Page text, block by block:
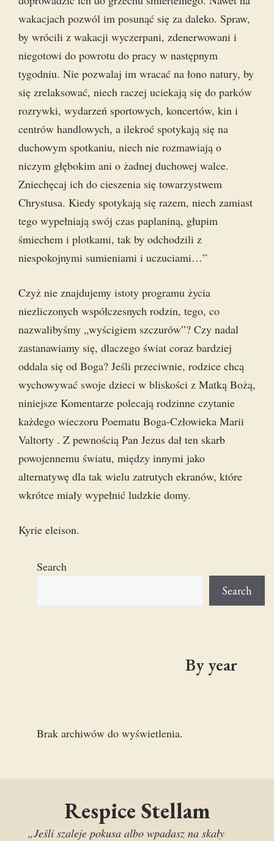
wakacjach pozwól im posunąć się za daleko. Spraw,
by wrócili z wakacji wyczerpani, zdenerwowani i
niegotowi do powrotu do pracy w następnym
tygodniu. Nie pozwalaj im wracać na łono natury, by
się zrelaksować, niech raczej uciekają się do parków
rozrywki, wydarzeń sportowych, koncertów, kin i
centrów handlowych, a ilekroć spotykają się na
duchowym spotkaniu, niech nie rozmawiają o
niczym głębokim ani o żadnej duchowej walce.
Zniechęcaj ich do cieszenia się towarzystwem
Chrystusa. Kiedy spotykają się razem, niech zamiast
tego wypełniają swój czas paplaniną, głupim
śmiechem i plotkami, tak by odchodzili z
niespokojnymi sumieniami i uczuciami…”
Czyż nie znajdujemy istoty programu życia
niezliczonych współczesnych rodzin, tego, co
nazwalibyśmy „wyścigiem szczurów”? Czy nadal
zastanawiamy się, dlaczego świat coraz bardziej
oddala się od Boga? Jeśli przeciwnie, rodzice chcą
wychowywać swoje dzieci w bliskości z Matką Bożą,
niniejsze Komentarze polecają rodzinne czytanie
każdego wieczoru Poematu Boga-Człowieka Marii
Valtorty . Z pewnością Pan Jezus dał ten skarb
powojennemu światu, między innymi jako
alternatywę dla tak wielu zatrutych ekranów, które
wkrótce miały wypełnić ludzkie domy.
Kyrie eleison.
Search
Search
By year
Brak archiwów do wyświetlenia.
Respice Stellam
„Jeśli szaleje pokusa albo wpadasz na skały